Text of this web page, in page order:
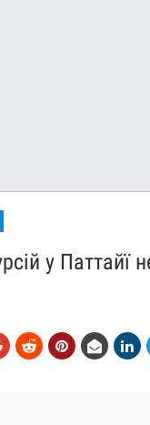
у Паттайї